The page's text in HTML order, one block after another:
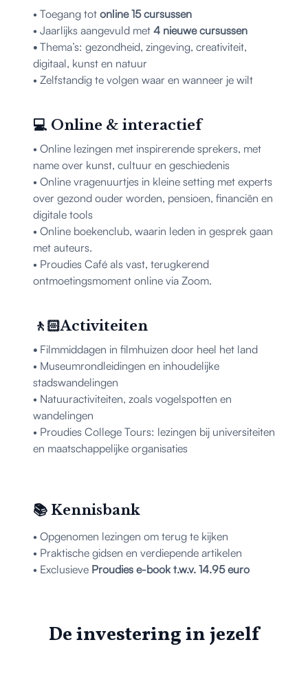
• Toegang tot online 15 cursussen
• Jaarlijks aangevuld met 4 nieuwe cursussen
• Thema’s: gezondheid, zingeving, creativiteit,
digitaal, kunst en natuur
• Zelfstandig te volgen waar en wanneer je wilt
💻 Online & interactief
• Online lezingen met inspirerende sprekers, met
name over kunst, cultuur en geschiedenis
• Online vragenuurtjes in kleine setting met experts
over gezond ouder worden, pensioen, financiën en
digitale tools
• Online boekenclub, waarin leden in gesprek gaan
met auteurs.
• Proudies Café als vast, terugkerend
ontmoetingsmoment online via Zoom.
🚶🏻Activiteiten
• Filmmiddagen in filmhuizen door heel het land
• Museumrondleidingen en inhoudelijke
stadswandelingen
• Natuuractiviteiten, zoals vogelspotten en
wandelingen
• Proudies College Tours: lezingen bij universiteiten
en maatschappelijke organisaties
📚 Kennisbank
• Opgenomen lezingen om terug te kijken
• Praktische gidsen en verdiepende artikelen
• Exclusieve Proudies e-book t.w.v. 14.95 euro
De investering in jezelf